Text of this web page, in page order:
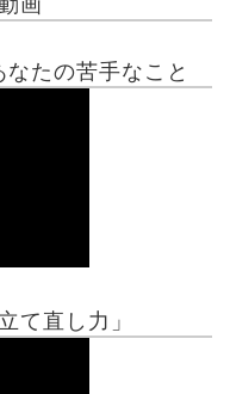
たの苦手なこと
て直し力」